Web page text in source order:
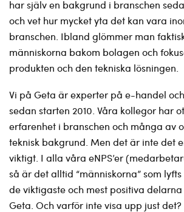
har själv en bakgrund i branschen
och vet hur mycket yta det kan vara
branschen. Ibland glömmer man
människorna bakom bolagen och
produkten och den tekniska lösningen.
Vi på Geta är experter på e-handel
sedan starten 2010. Våra kollegor har
erfarenhet i branschen och många av
teknisk bakgrund. Men det är inte det
viktigt. I alla våra eNPS’er
så är det alltid “människorna” som
de viktigaste och mest positiva
Geta. Och varför inte visa upp just